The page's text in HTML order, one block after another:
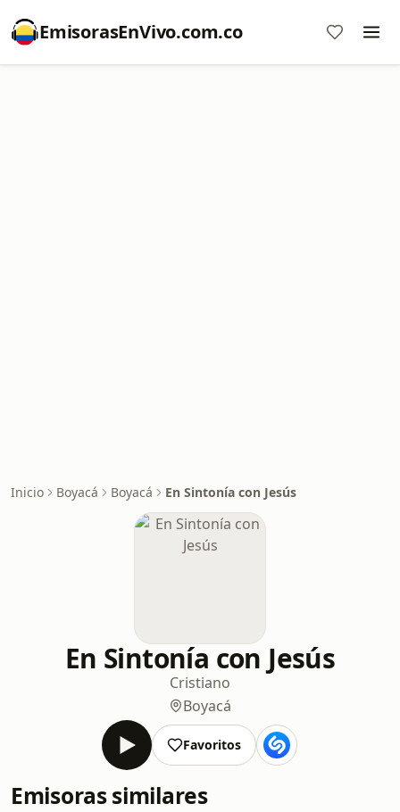
EmisorasEnVivo.com.co
Inicio Boyacá Boyacá En Sintonía con Jesús
En Sintonía con Jesús
Cristiano
Boyacá
Favoritos
Emisoras similares